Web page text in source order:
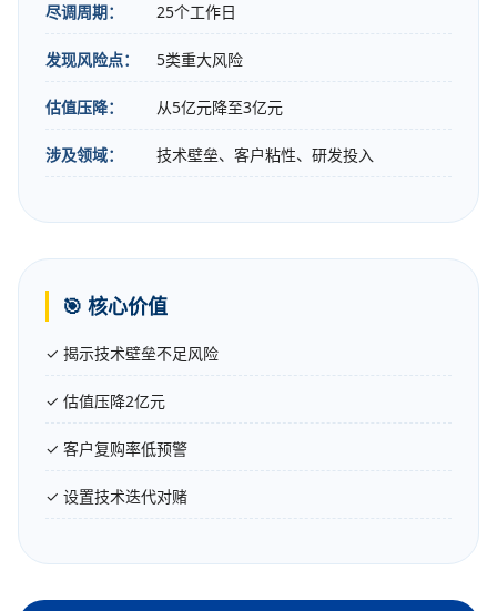
尽调周期： 25个工作日
发现风险点： 5类重大风险
估值压降： 从5亿元降至3亿元
涉及领域： 技术壁垒、客户粘性、研发投入
🎯 核心价值
✓ 揭示技术壁垒不足风险
✓ 估值压降2亿元
✓ 客户复购率低预警
✓ 设置技术迭代对赌